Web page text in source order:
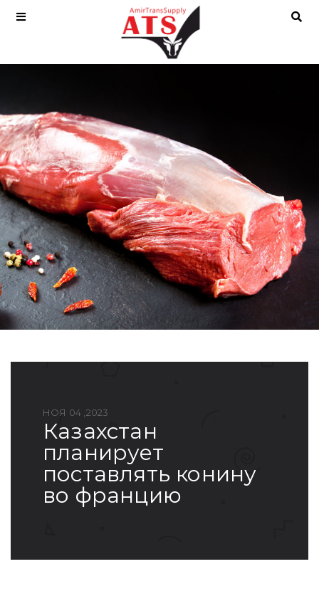
НОЯ 04 ,2023
казахстан
планирует
поставлять конину
во францию